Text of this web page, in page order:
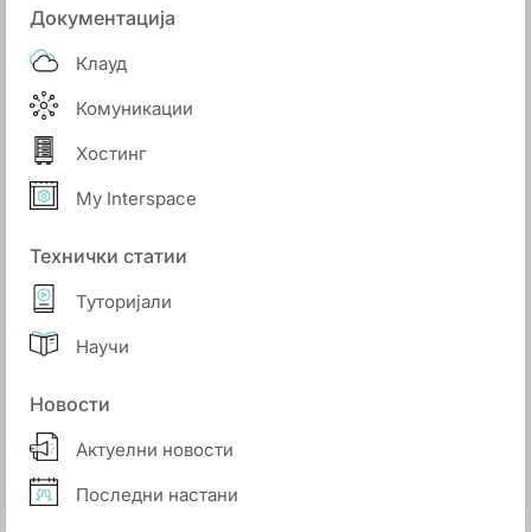
Документација
Клауд
Комуникации
Хостинг
My Interspace
Технички статии
Туторијали
Научи
Новости
Актуелни новости
Последни настани